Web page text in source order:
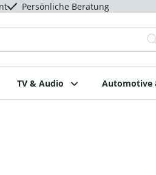
Persönliche Beratung
TV & Audio Automotive